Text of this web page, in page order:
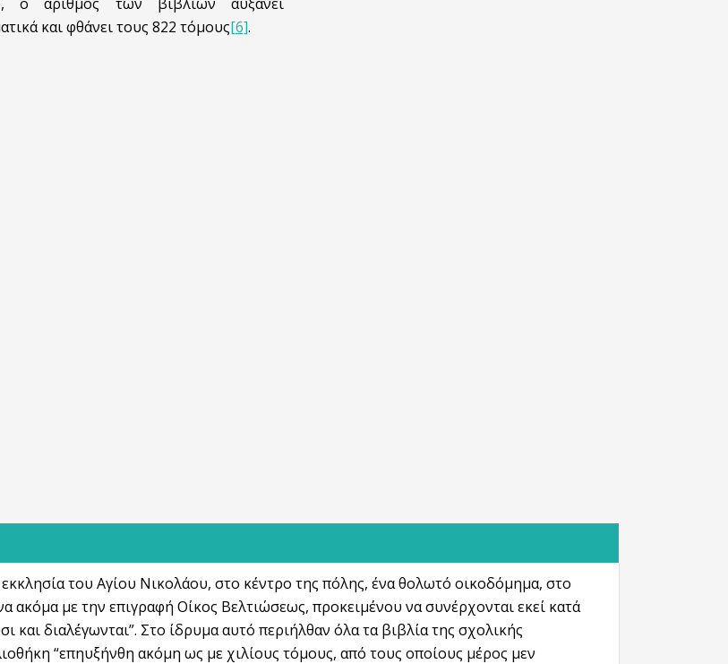
και φθάνει τους 822 τόμους[6].
του Αγίου Νικολάου, στο κέντρο της πόλης, ένα θολωτό οικοδόμημα, στο
ακόμα με την επιγραφή Οίκος Βελτιώσεως, προκειμένου να συνέρχονται εκεί κατά
και διαλέγωνται”. Στο ίδρυμα αυτό περιήλθαν όλα τα βιβλία της σχολικής
“επηυξήνθη ακόμη ως με χιλίους τόμους, από τους οποίους μέρος μεν